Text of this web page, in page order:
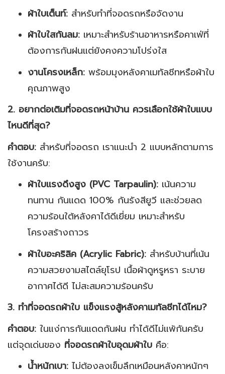
ผ้าใบเต็นท์: สำหรับทำที่จอดรถหรือจัดงาน
ผ้าใบใสกันลม: เหมาะสำหรับร้านอาหารหรือคาเฟ่ที่
ต้องการกันฝนแต่ยังคงความโปร่งใส
งานโครงเหล็ก: พร้อมมุงหลังคาเมทัลชีทหรือผ้าใบ
คุณภาพสูง
2. อยากต่อเติมที่จอดรถหน้าบ้าน ควรเลือกใช้ผ้าใบแบบ
ไหนดีที่สุด?
คำตอบ: สำหรับที่จอดรถ เราแนะนำ 2 แบบหลักตามการ
ใช้งานครับ:
ผ้าใบแรงดึงสูง (PVC Tarpaulin): เน้นความ
ทนทาน กันแดด 100% กันรังสียูวี และช่วยลด
ความร้อนใต้หลังคาได้ดีเยี่ยม เหมาะสำหรับ
โครงสร้างถาวร
ผ้าใบอะคริลิค (Acrylic Fabric): สำหรับบ้านที่เน้น
ความสวยงามสไตล์ยุโรป เนื้อผ้าดูหรูหรา ระบาย
อากาศได้ดี ไม่สะสมความร้อนครับ
3. ทำที่จอดรถผ้าใบ แข็งแรงสู้หลังคาเมทัลชีทได้ไหม?
คำตอบ: ในแง่การกันแดดกันฝน ทำได้ดีไม่แพ้กันครับ
แต่จุดเด่นของ ที่จอดรถผ้าใบอุดมผ้าใบ คือ:
น้ำหนักเบา: ไม่ต้องลงเข็มลึกเหมือนหลังคาหนักๆ